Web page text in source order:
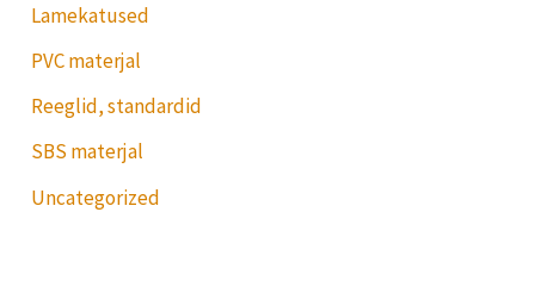
Lamekatused
PVC materjal
Reeglid, standardid
SBS materjal
Uncategorized